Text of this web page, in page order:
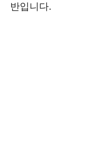
반입니다.